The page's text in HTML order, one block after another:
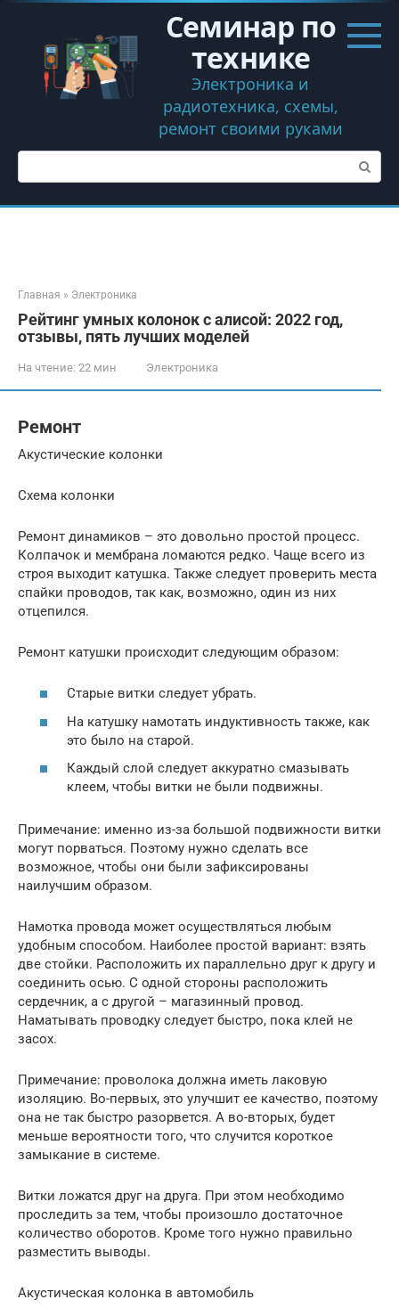
Перейти
контенту
Семинар по
технике
Электроника и
радиотехника, схемы,
ремонт своими руками
Поиск:
Главная » Электроника
Рейтинг умных колонок с алисой: 2022 год,
отзывы, пять лучших моделей
На чтение: 22 мин Электроника
Ремонт
Акустические колонки
Схема колонки
Ремонт динамиков – это довольно простой процесс.
Колпачок и мембрана ломаются редко. Чаще всего из
строя выходит катушка. Также следует проверить места
спайки проводов, так как, возможно, один из них
отцепился.
Ремонт катушки происходит следующим образом:
Старые витки следует убрать.
На катушку намотать индуктивность также, как
это было на старой.
Каждый слой следует аккуратно смазывать
клеем, чтобы витки не были подвижны.
Примечание: именно из-за большой подвижности витки
могут порваться. Поэтому нужно сделать все
возможное, чтобы они были зафиксированы
наилучшим образом.
Намотка провода может осуществляться любым
удобным способом. Наиболее простой вариант: взять
две стойки. Расположить их параллельно друг к другу и
соединить осью. С одной стороны расположить
сердечник, а с другой – магазинный провод.
Наматывать проводку следует быстро, пока клей не
засох.
Примечание: проволока должна иметь лаковую
изоляцию. Во-первых, это улучшит ее качество, поэтому
она не так быстро разорвется. А во-вторых, будет
меньше вероятности того, что случится короткое
замыкание в системе.
Витки ложатся друг на друга. При этом необходимо
проследить за тем, чтобы произошло достаточное
количество оборотов. Кроме того нужно правильно
разместить выводы.
Акустическая колонка в автомобиль